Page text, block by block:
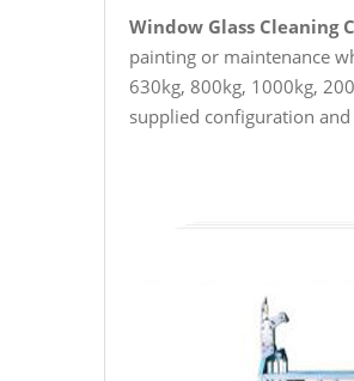
Window Glass Cleaning
painting or maintenance
630kg, 800kg, 1000kg,
supplied configuration